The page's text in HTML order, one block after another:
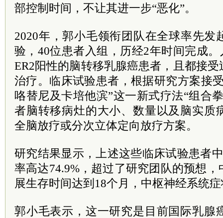
部控制时间，不让其进一步“恶化”。
2020年，郭小毛领衔团队在全球率先发
验，40位患者入组，历经2年时间完成
ER2阳性的脑转移乳腺癌患者，且都接
治疗。临床试验患者，根据研究方案接
咯替尼及卡培他滨”这一新式疗法“组合
者脑转移病灶的大小、数量以及脑实质
全脑放疗或分次立体定向放疗方案。
研究结果显示，上述这些临床试验患者
率高达74.9%，超过了研究团队的预想
展生存时间达到18个月，中枢神经系统
郭小毛表示，这一研究是目前国际乳腺